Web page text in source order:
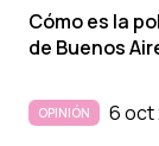
Cómo es la
de Buenos
OPINIÓN 6 oct